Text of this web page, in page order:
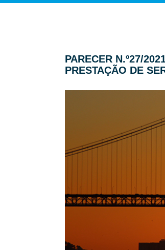
PARECER N.º27/
PRESTAÇÃO DE